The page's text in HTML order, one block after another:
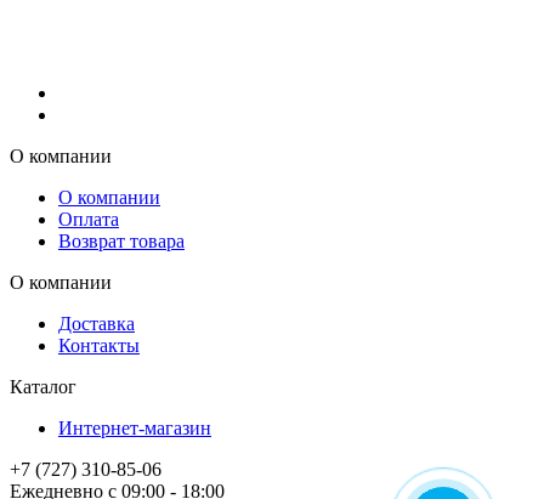
О компании
О компании
Оплата
Возврат товара
О компании
Доставка
Контакты
Каталог
Интернет-магазин
+7 (727) 310-85-06
Ежедневно с 09:00 - 18:00